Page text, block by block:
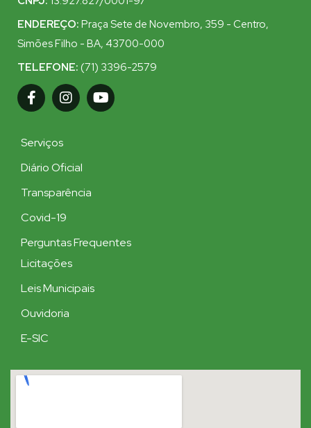
ENDEREÇO: Praça Sete de Novembro, 359 - Centro,
Simões Filho - BA, 43700-000
TELEFONE: (71) 3396-2579
Serviços
Diário Oficial
Transparência
Covid-19
Perguntas Frequentes
Licitações
Leis Municipais
Ouvidoria
E-SIC